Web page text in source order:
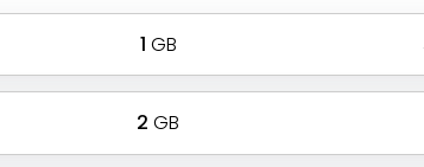
1 GB
2 GB